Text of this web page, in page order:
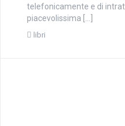
telefonicamente e di
piacevolissima […]
libri